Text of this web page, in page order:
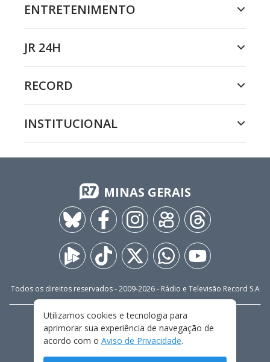
ENTRETENIMENTO
JR 24H
RECORD
INSTITUCIONAL
MINAS GERAIS
Todos os direitos reservados - 2009-2026- Rádio e Televisão Record S.A
FALE CONOSCO
PRIVACIDADE
TERMOS E CONDIÇÕES DE USO
Utilizamos cookies e tecnologia para
aprimorar sua experiência de navegação de
acordo com o Aviso de Privacidade.